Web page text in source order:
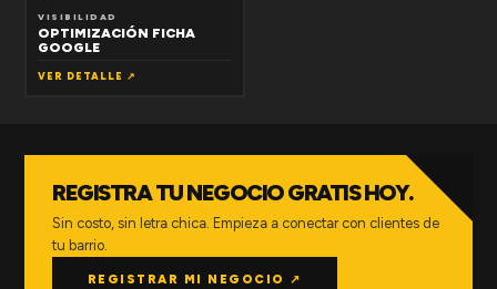
VISIBILIDAD
OPTIMIZACIÓN FICHA
GOOGLE
VER DETALLE ↗
REGISTRA TU NEGOCIO GRATIS HOY.
Sin costo, sin letra chica. Empieza a conectar con clientes de
tu barrio.
REGISTRAR MI NEGOCIO ↗